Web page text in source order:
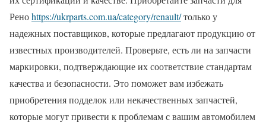
Реноhttps://ukrparts.com.ua/category/renault/только у
надежных поставщиков, которые предлагают продукцию от
известных производителей. Проверьте, есть ли на запчасти
маркировки, подтверждающие их соответствие стандартам
качества и безопасности. Это поможет вам избежать
приобретения подделок или некачественных запчастей,
которые могут привести к проблемам с вашим автомобилем